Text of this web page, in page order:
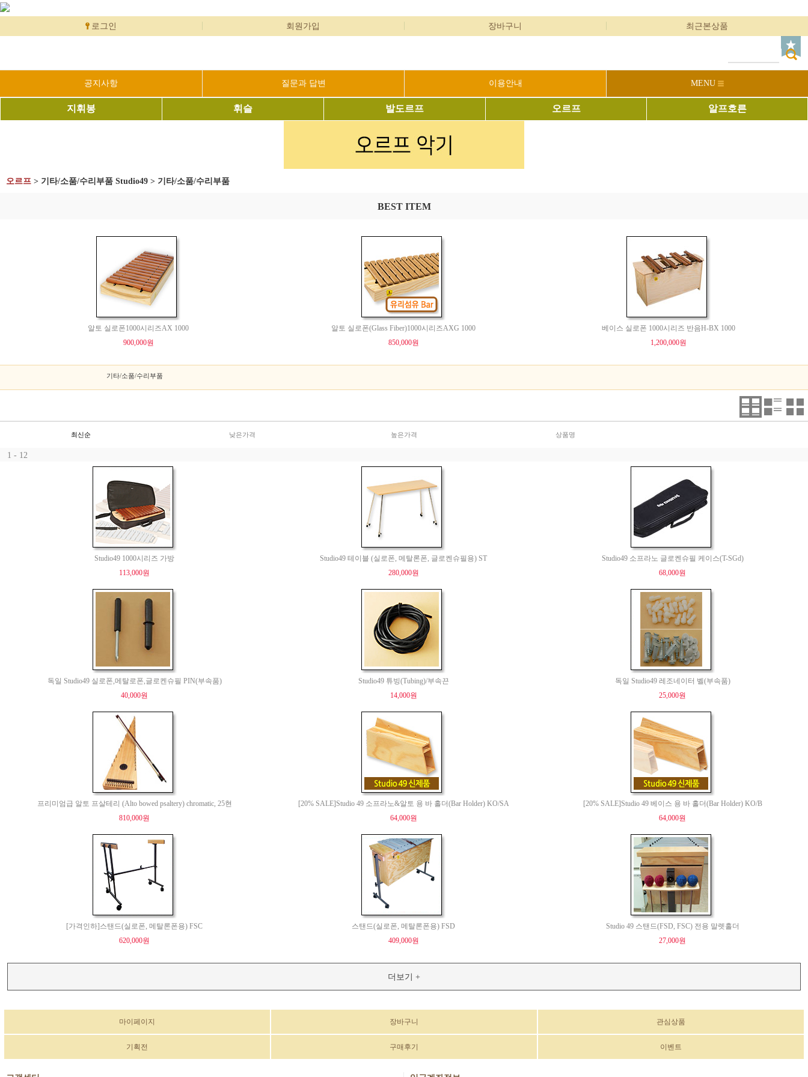
로그인 회원가입 장바구니 최근본상품
공지사항 질문과 답변 이용안내 MENU
지휘봉 휘슬 발도르프 오르프 알프호른
오르프 > 기타/소품/수리부품 Studio49 > 기타/소품/수리부품
BEST ITEM
알토 실로폰1000시리즈AX 1000
900,000원
알토 실로폰(Glass Fiber)1000시리즈AXG 1000
850,000원
베이스 실로폰 1000시리즈 반음H-BX 1000
1,200,000원
기타/소품/수리부품
최신순 낮은가격 높은가격 상품명
1 - 12
Studio49 1000시리즈 가방
113,000원
Studio49 테이블 (실로폰, 메탈론폰, 글로켄슈필용) ST
280,000원
Studio49 소프라노 글로켄슈필 케이스(T-SGd)
68,000원
독일 Studio49 실로폰,메탈로폰,글로켄슈필 PIN(부속품)
40,000원
Studio49 튜빙(Tubing)/부속끈
14,000원
독일 Studio49 레조네이터 벨(부속품)
25,000원
프리미엄급 알토 프살테리 (Alto bowed psaltery) chromatic, 25현
810,000원
[20% SALE]Studio 49 소프라노&알토 용 바 홀더(Bar Holder) KO/SA
64,000원
[20% SALE]Studio 49 베이스 용 바 홀더(Bar Holder) KO/B
64,000원
[가격인하]스탠드(실로폰, 메탈론폰용) FSC
620,000원
스탠드(실로폰, 메탈론폰용) FSD
409,000원
Studio 49 스탠드(FSD, FSC) 전용 말렛홀더
27,000원
더보기 +
마이페이지 장바구니 관심상품
기획전 구매후기 이벤트